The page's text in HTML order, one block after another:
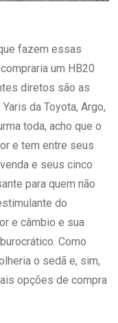
fazem essas
um HB20
diretos são as
da Toyota, Argo,
toda, acho que o
e tem entre seus
e seus cinco
para quem não
do
e câmbio e sua
Como
o sedã e, sim,
opções de compra